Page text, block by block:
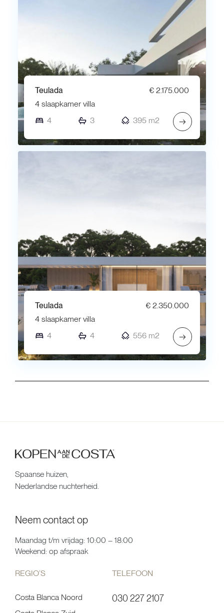
Teulada
€ 2.175.000
4 slaapkamer villa
4
3 395 m2 →
Teulada
€ 2.350.000
4 slaapkamer villa
4
4 556 m2 →
Spaanse huizen,
Nederlandse nuchterheid.
Neem contact op
Maandag t/m vrijdag: 10:00 – 18:00
Weekend: op afspraak
REGIO’S
Costa Blanca Noord
TELEFOON
030 227 2107